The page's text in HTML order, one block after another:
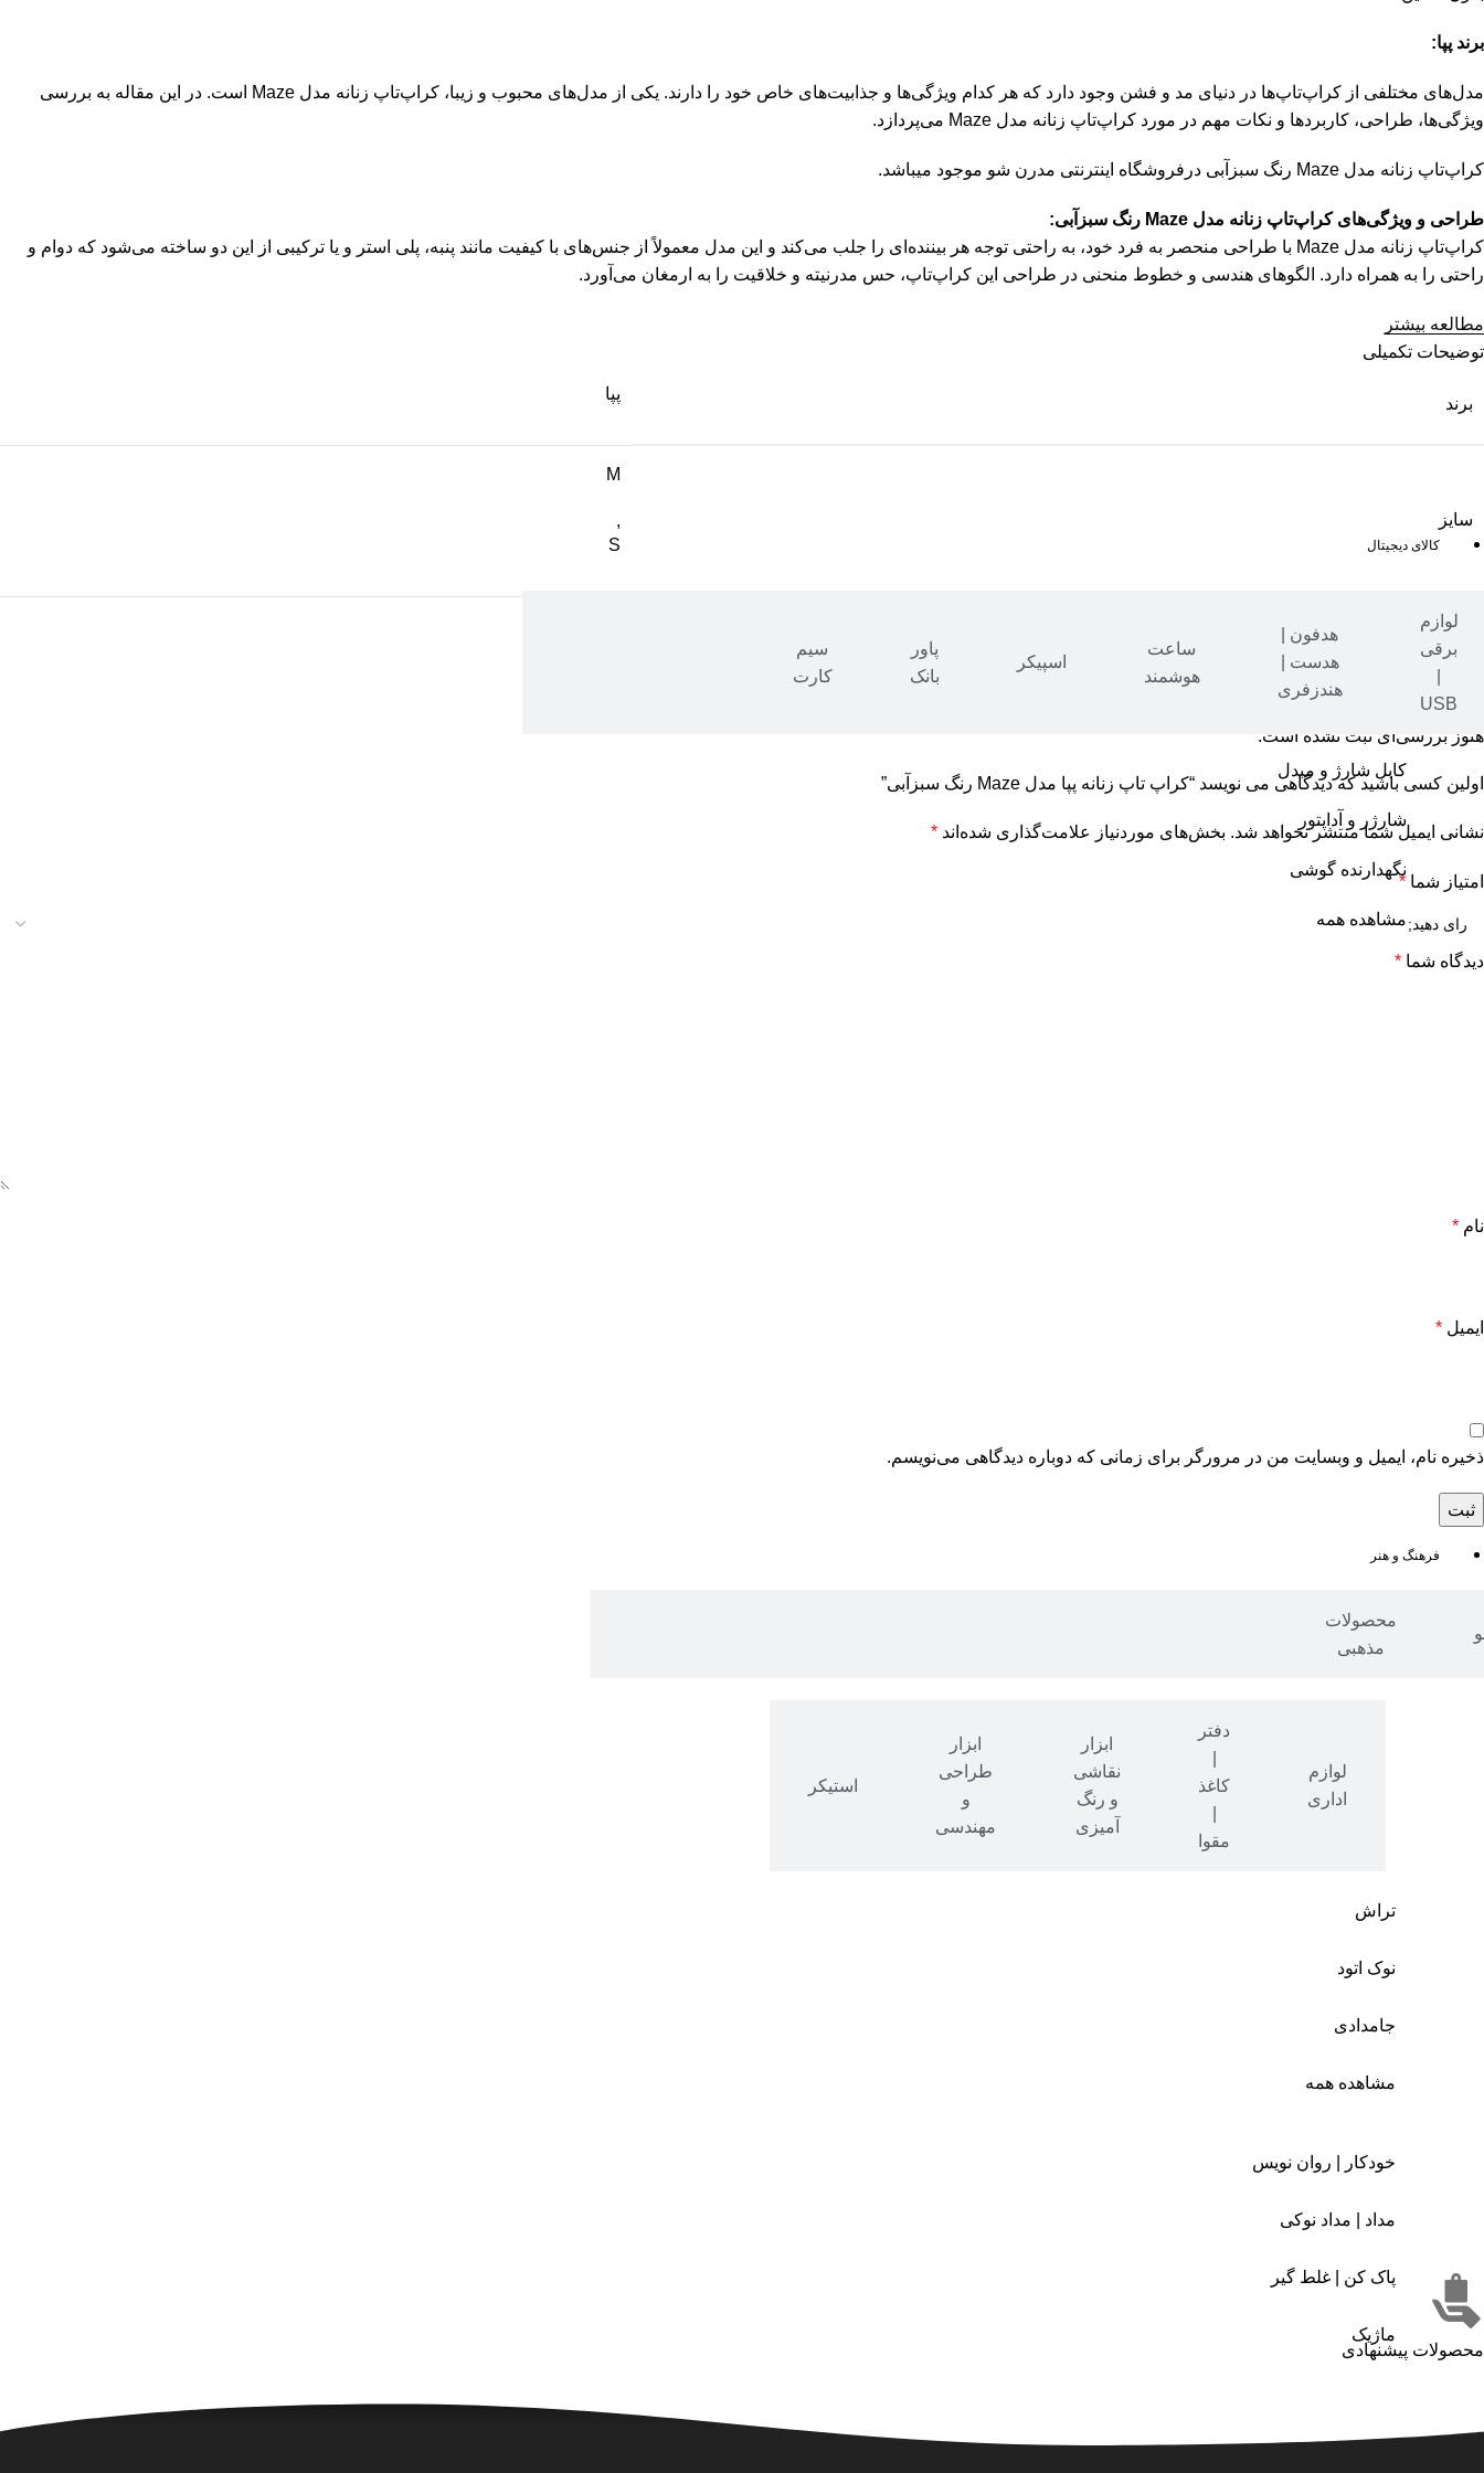
کالای دیجیتال
لوازم
برقی
USB
هدفون |
هدست |
هندزفری
ساعت
هوشمند
اسپیکر
پاور
بانک
سیم
کارت
کابل شارژ و مبدل
شارژر و آداپتور
نگهدارنده گوشی
مشاهده همه
فرهنگ و هنر
محصولات
مذهبی
لوازم
اداری
دفتر
کاغذ
مقوا
ابزار
نقاشی
و رنگ
آمیزی
ابزار
طراحی
و
مهندسی
استیکر
تراش
نوک اتود
جامدادی
مشاهده همه
خودکار | روان نویس
مداد | مداد نوکی
پاک کن | غلط گیر
ماژیک
برند پپا:
مدل‌های مختلفی از کراپ‌تاپ‌ها در دنیای مد و فشن وجود دارد که هر کدام ویژگی‌ها و جذابیت‌های خاص خود را دارند. یکی از مدل‌های محبوب و زیبا، کراپ‌تاپ زنانه مدل Maze است. در این مقاله به بررسی
ویژگی‌ها، طراحی، کاربردها و نکات مهم در مورد کراپ‌تاپ زنانه مدل Maze می‌پردازد.
کراپ‌تاپ زنانه مدل Maze رنگ سبزآبی درفروشگاه اینترنتی مدرن شو موجود میباشد.
طراحی و ویژگی‌های کراپ‌تاپ زنانه مدل Maze رنگ سبزآبی:
کراپ‌تاپ زنانه مدل Maze با طراحی منحصر به فرد خود، به راحتی توجه هر بیننده‌ای را جلب می‌کند و این مدل معمولاً از جنس‌های با کیفیت مانند پنبه، پلی استر و یا ترکیبی از این دو ساخته می‌شود که دوام و
راحتی را به همراه دارد. الگوهای هندسی و خطوط منحنی در طراحی این کراپ‌تاپ، حس مدرنیته و خلاقیت را به ارمغان می‌آورد.
مطالعه بیشتر
توضیحات تکمیلی
برند
پپا
سایز
M
,
S
نظرات (0)
نقد و بررسی‌ها
هنوز بررسی‌ای ثبت نشده است.
اولین کسی باشید که دیدگاهی می نویسد “کراپ تاپ زنانه پپا مدل Maze رنگ سبزآبی”
نشانی ایمیل شما منتشر نخواهد شد. بخش‌های موردنیاز علامت‌گذاری شده‌اند *
امتیاز شما *
دیدگاه شما *
نام *
ایمیل *
ذخیره نام، ایمیل و وبسایت من در مرورگر برای زمانی که دوباره دیدگاهی می‌نویسم.
محصولات پیشنهادی